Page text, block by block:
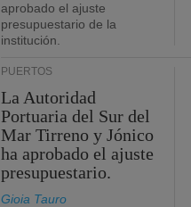
aprobado el ajuste
presupuestario de la
institución.
PUERTOS
La Autoridad
Portuaria del Sur del
Mar Tirreno y Jónico
ha aprobado el ajuste
presupuestario.
Gioia Tauro